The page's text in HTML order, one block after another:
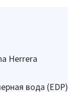
Herrera
вода (EDP)